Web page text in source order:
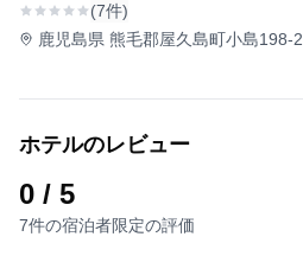
(7件)
鹿児島県 熊毛郡屋久島町小島198-2
ホテルのレビュー
0 / 5
7件の宿泊者限定の評価